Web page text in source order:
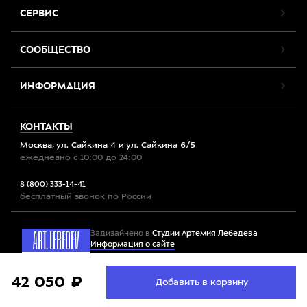
СЕРВИС
СООБЩЕСТВО
ИНФОРМАЦИЯ
КОНТАКТЫ
Москва, ул. Сайкина 4 и ул. Сайкина 6/5
ежедневно с 10:00 до 24:00
8 (800) 333-14-41
бесплатный звонок по России
Задизайнено в Студии Артемия Лебедева
Информация о сайте
Все права защищены. 2012-2026 © Спорт-Марафон
сайтом, вы соглашаетесь с
условиями использования
Принять
42 050 ₽ Добавить в корзину